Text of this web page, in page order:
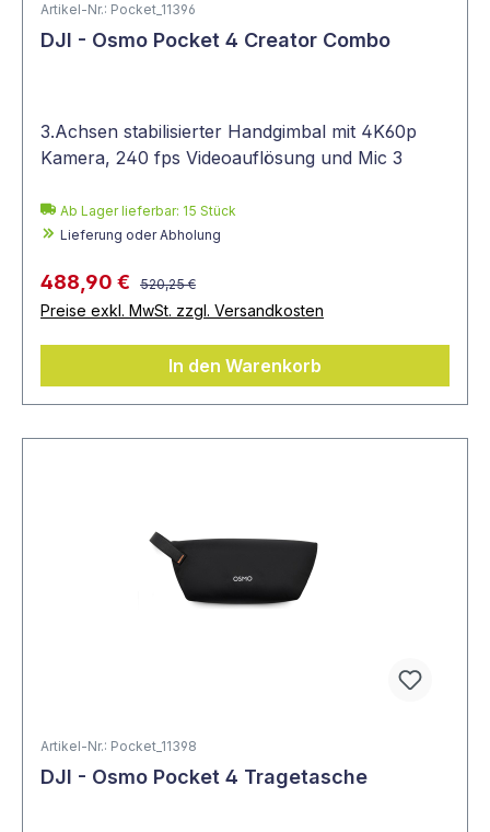
Artikel-Nr.: Pocket_11396
DJI - Osmo Pocket 4 Creator Combo
3.Achsen stabilisierter Handgimbal mit 4K60p
Kamera, 240 fps Videoauflösung und Mic 3
Ab Lager lieferbar: 15 Stück
Lieferung oder Abholung
488,90 € 520,25 €
Preise exkl. MwSt. zzgl. Versandkosten
In den Warenkorb
Artikel-Nr.: Pocket_11398
DJI - Osmo Pocket 4 Tragetasche